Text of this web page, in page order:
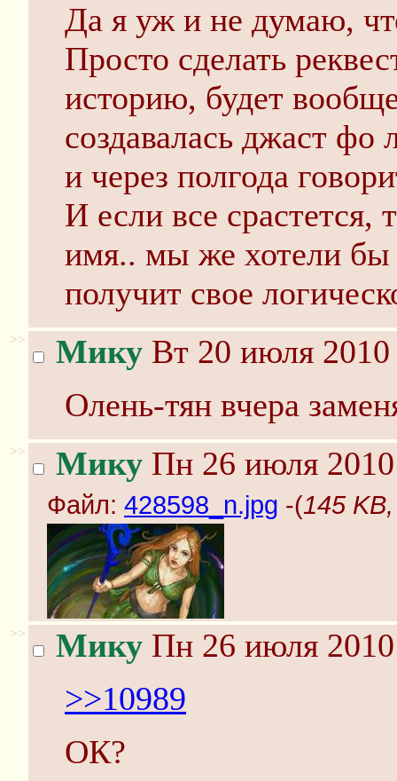
Да я уж и не думаю,
Просто сделать
историю, будет
создавалась джаст фо
и через полгода
И если все срастется,
имя.. мы же хотели бы
получит свое
>> Мику Вт 20 июля
Олень-тян вчера
>> Мику Пн 26 июля
Файл: 428598_n.jpg -(145
>> Мику Пн 26 июля
>>10989
ОК?